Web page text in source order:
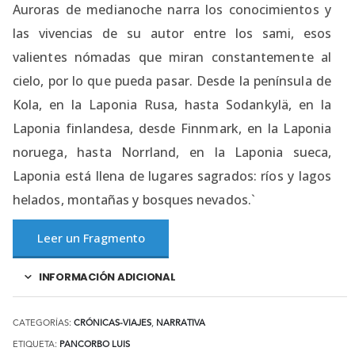
Auroras de medianoche narra los conocimientos y
las vivencias de su autor entre los sami, esos
valientes nómadas que miran constantemente al
cielo, por lo que pueda pasar. Desde la península de
Kola, en la Laponia Rusa, hasta Sodankylä, en la
Laponia finlandesa, desde Finnmark, en la Laponia
noruega, hasta Norrland, en la Laponia sueca,
Laponia está llena de lugares sagrados: ríos y lagos
helados, montañas y bosques nevados.`
Leer un Fragmento
INFORMACIÓN ADICIONAL
CATEGORÍAS: CRÓNICAS-VIAJES, NARRATIVA
ETIQUETA: PANCORBO LUIS